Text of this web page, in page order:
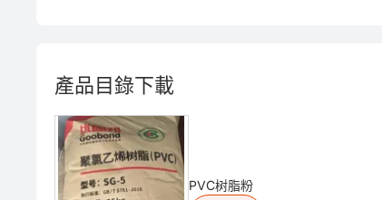
產品目錄下載
PVC树脂粉